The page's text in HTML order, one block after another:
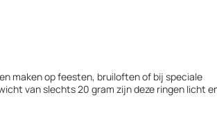
maken op feesten, bruiloften of bij speciale
van slechts 20 gram zijn deze ringen licht